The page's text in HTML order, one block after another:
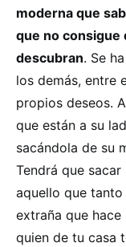
moderna que
que no consigue
descubran. Se
los demás, entre
propios deseos.
que están a su
sacándola de su
Tendrá que
aquello que
extraña que hace
quien de tu casa